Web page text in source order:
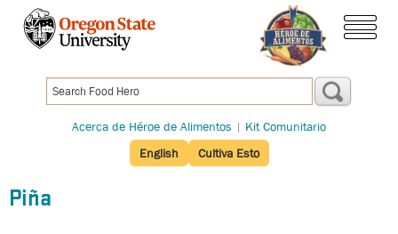
Pasar
contenido
principal
Acerca de Héroe de Alimentos | Kit Comunitario
English
Cultiva Esto
Piña